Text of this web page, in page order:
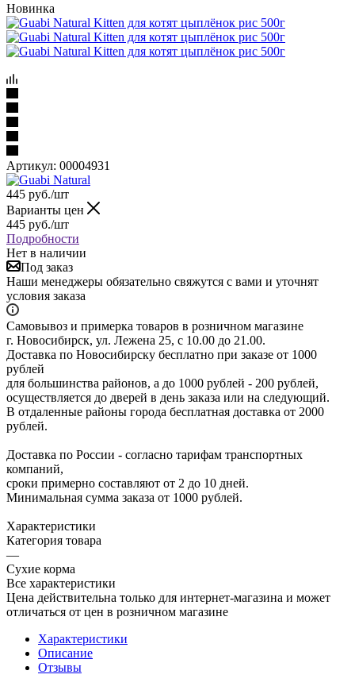
Новинка
Артикул: 00004931
445 руб./шт
Варианты цен
445 руб./шт
Подробности
Нет в наличии
Под заказ
Наши менеджеры обязательно свяжутся с вами и уточнят
условия заказа
Самовывоз и примерка товаров в розничном магазине
г. Новосибирск, ул. Лежена 25, с 10.00 до 21.00.
Доставка по Новосибирску бесплатно при заказе от 1000
рублей
для большинства районов, а до 1000 рублей - 200 рублей,
осуществляется до дверей в день заказа или на следующий.
В отдаленные районы города бесплатная доставка от 2000
рублей.
Доставка по России - согласно тарифам транспортных
компаний,
сроки примерно составляют от 2 до 10 дней.
Минимальная сумма заказа от 1000 рублей.
Характеристики
Категория товара
—
Сухие корма
Все характеристики
Цена действительна только для интернет-магазина и может
отличаться от цен в розничном магазине
Характеристики
Описание
Отзывы